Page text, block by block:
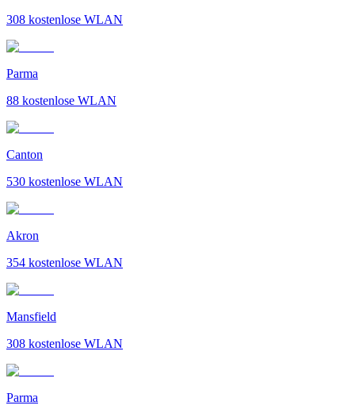
308 kostenlose WLAN
Parma
88 kostenlose WLAN
Canton
530 kostenlose WLAN
Akron
354 kostenlose WLAN
Mansfield
308 kostenlose WLAN
Parma